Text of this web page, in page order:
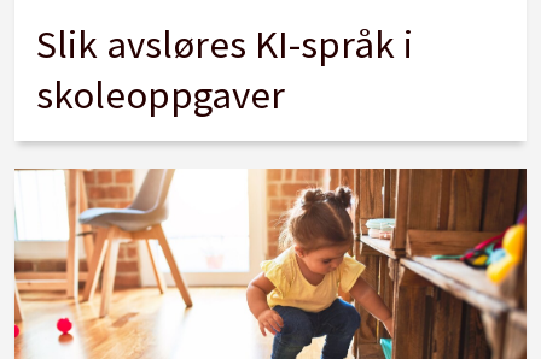
Slik avsløres KI-språk i
skoleoppgaver